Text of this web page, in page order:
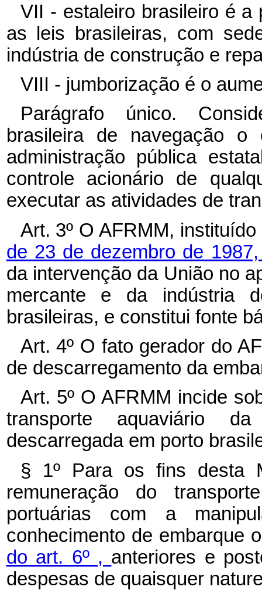
VII - estaleiro brasileiro é a
as leis brasileiras, com
indústria de construção e
VIII - jumborização é o
Parágrafo único.
brasileira de navegação
administração pública
controle acionário de
executar as atividades de
Art. 3º O AFRMM,
de 23 de dezembro de
da intervenção da União no
mercante e da indústria
brasileiras, e constitui fonte
Art. 4º O fato gerador do
de descarregamento da
Art. 5º O AFRMM incide
transporte aquaviário
descarregada em porto
§ 1º Para os fins desta
remuneração do
portuárias com a
conhecimento de embarque
do art. 6º , anteriores e
despesas de quaisquer